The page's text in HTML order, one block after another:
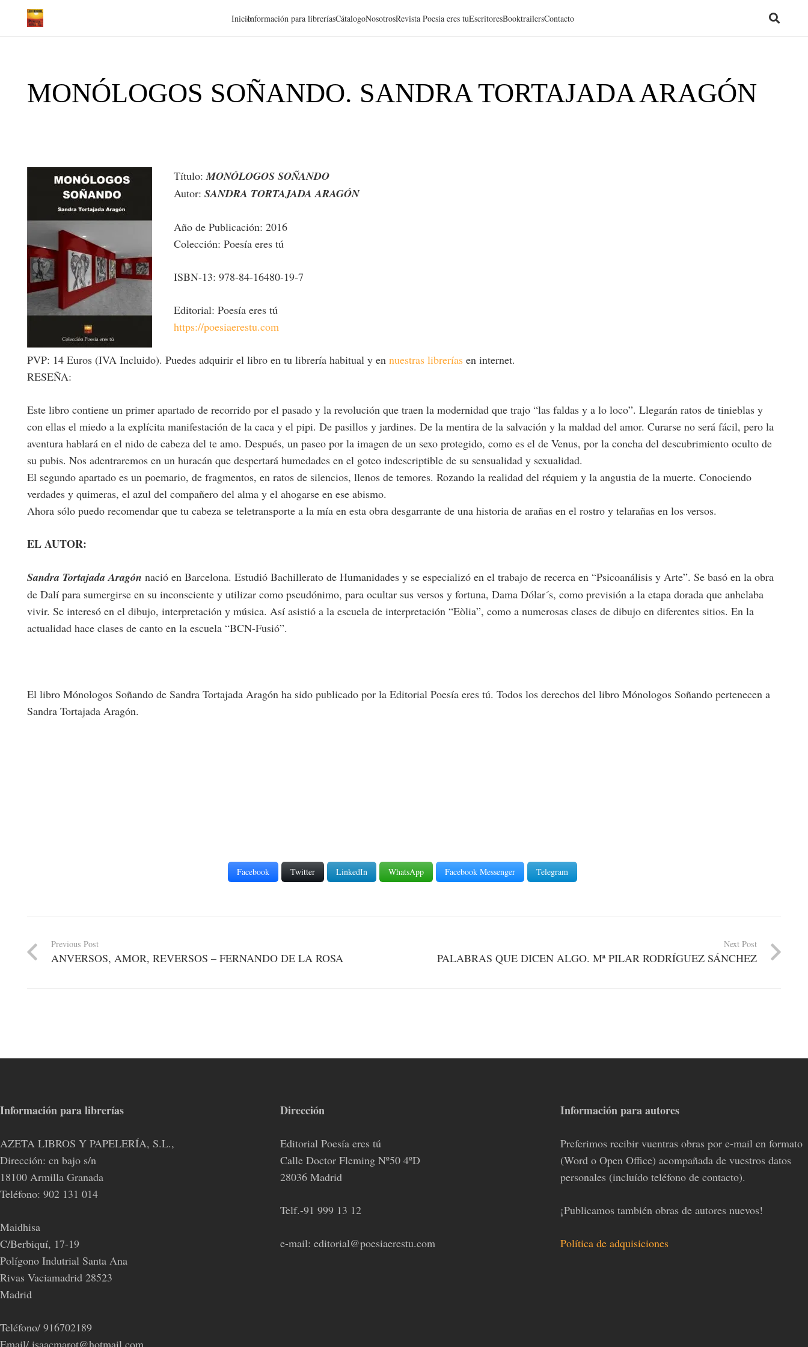
InicioInformación para libreríasCátalogoNosotrosRevista Poesia eres tuEscritoresBooktrailersContacto
MONÓLOGOS SOÑANDO. SANDRA TORTAJADA ARAGÓN
Título: MONÓLOGOS SOÑANDO
Autor: SANDRA TORTAJADA ARAGÓN
Año de Publicación: 2016
Colección: Poesía eres tú
ISBN-13: 978-84-16480-19-7
Editorial: Poesía eres tú
https://poesiaerestu.com
PVP: 14 Euros (IVA Incluido). Puedes adquirir el libro en tu librería habitual y en nuestras librerías en internet.
RESEÑA:
Este libro contiene un primer apartado de recorrido por el pasado y la revolución que traen la modernidad que trajo “las faldas y a lo loco”. Llegarán ratos de tinieblas y
con ellas el miedo a la explícita manifestación de la caca y el pipi. De pasillos y jardines. De la mentira de la salvación y la maldad del amor. Curarse no será fácil, pero la
aventura hablará en el nido de cabeza del te amo. Después, un paseo por la imagen de un sexo protegido, como es el de Venus, por la concha del descubrimiento oculto de
su pubis. Nos adentraremos en un huracán que despertará humedades en el goteo indescriptible de su sensualidad y sexualidad.
El segundo apartado es un poemario, de fragmentos, en ratos de silencios, llenos de temores. Rozando la realidad del réquiem y la angustia de la muerte. Conociendo
verdades y quimeras, el azul del compañero del alma y el ahogarse en ese abismo.
Ahora sólo puedo recomendar que tu cabeza se teletransporte a la mía en esta obra desgarrante de una historia de arañas en el rostro y telarañas en los versos.
EL AUTOR:
Sandra Tortajada Aragón nació en Barcelona. Estudió Bachillerato de Humanidades y se especializó en el trabajo de recerca en “Psicoanálisis y Arte”. Se basó en la obra
de Dalí para sumergirse en su inconsciente y utilizar como pseudónimo, para ocultar sus versos y fortuna, Dama Dólar´s, como previsión a la etapa dorada que anhelaba
vivir. Se interesó en el dibujo, interpretación y música. Así asistió a la escuela de interpretación “Eòlia”, como a numerosas clases de dibujo en diferentes sitios. En la
actualidad hace clases de canto en la escuela “BCN-Fusió”.
El libro Mónologos Soñando de Sandra Tortajada Aragón ha sido publicado por la Editorial Poesía eres tú. Todos los derechos del libro Mónologos Soñando pertenecen a
Sandra Tortajada Aragón.
Facebook Twitter LinkedIn WhatsApp Facebook Messenger Telegram
Previous Post
ANVERSOS, AMOR, REVERSOS – FERNANDO DE LA ROSA
Next Post
PALABRAS QUE DICEN ALGO. Mª PILAR RODRÍGUEZ SÁNCHEZ
Información para librerías
AZETA LIBROS Y PAPELERÍA, S.L.,
Dirección: cn bajo s/n
18100 Armilla Granada
Teléfono: 902 131 014
Maidhisa
C/Berbiquí, 17-19
Polígono Indutrial Santa Ana
Rivas Vaciamadrid 28523
Madrid
Teléfono/ 916702189
Email/ isaacmarot@hotmail.com
Dirección
Editorial Poesía eres tú
Calle Doctor Fleming Nº50 4ºD
28036 Madrid
Telf.-91 999 13 12
e-mail: editorial@poesiaerestu.com
Información para autores
Preferimos recibir vuentras obras por e-mail en formato
(Word o Open Office) acompañada de vuestros datos
personales (incluído teléfono de contacto).
¡Publicamos también obras de autores nuevos!
Política de adquisiciones